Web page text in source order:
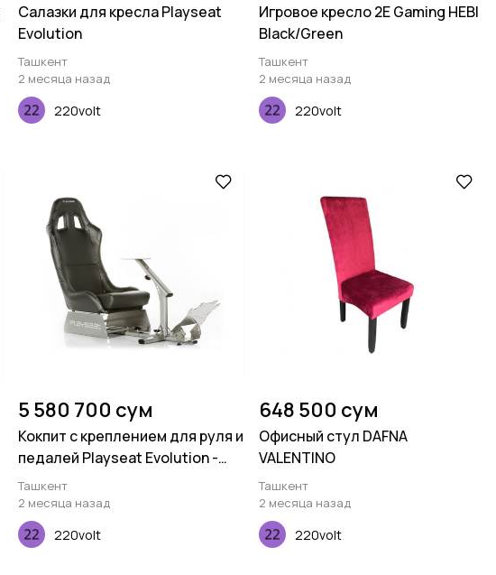
Салазки для кресла Playseat
Evolution
Ташкент
2 месяца назад
220volt
Игровое кресло 2E Gaming HEBI
Black/Green
Ташкент
2 месяца назад
220volt
5 580 700 сум
Кокпит с креплением для руля и
педалей Playseat Evolution -
Black
Ташкент
2 месяца назад
220volt
648 500 сум
Офисный стул DAFNA
VALENTINO
Ташкент
2 месяца назад
220volt